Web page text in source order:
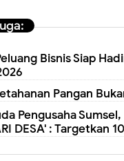
Bisnis Siap
Pangan
Pengusaha
DESA' : Targetkan